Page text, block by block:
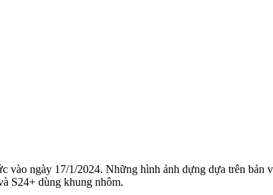
vào ngày 17/1/2024. Những hình ảnh dựng dựa trên
S24+ dùng khung nhôm.